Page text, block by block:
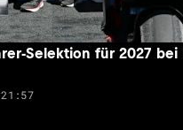
Selektion für 2027 bei